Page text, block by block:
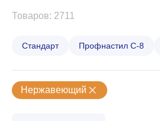
Чёрный
Товаров: 2711
Стандарт Профнастил С-8
Нержавеющий